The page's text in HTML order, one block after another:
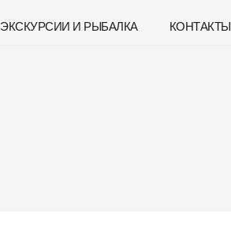
ЭКСКУРСИИ И РЫБАЛКА КОНТАКТЫ